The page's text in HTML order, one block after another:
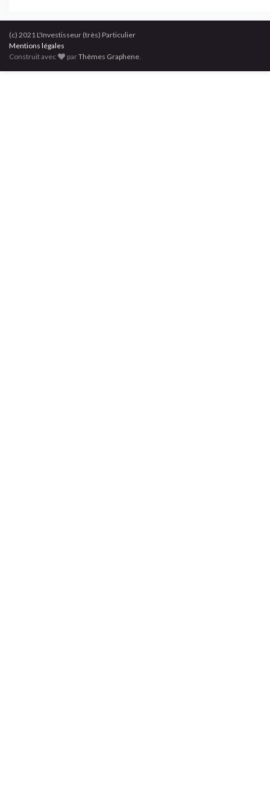
(c) 2021 L'Investisseur (très) Particulier
Mentions légales
Construit avec
parThèmes Graphene